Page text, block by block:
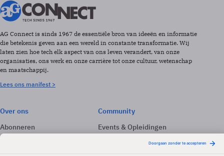
AG Connect is sinds 1967 de essentiële bron van ideeën en informatie
die betekenis geven aan een wereld in constante transformatie. Wij
laten zien hoe tech elk aspect van ons leven verandert, van onze
organisaties, ons werk en onze carrière tot onze cultuur, wetenschap
en maatschappij.
Lees ons manifest >
Over ons
Abonneren
Adverteren
Community
Events & Opleidingen